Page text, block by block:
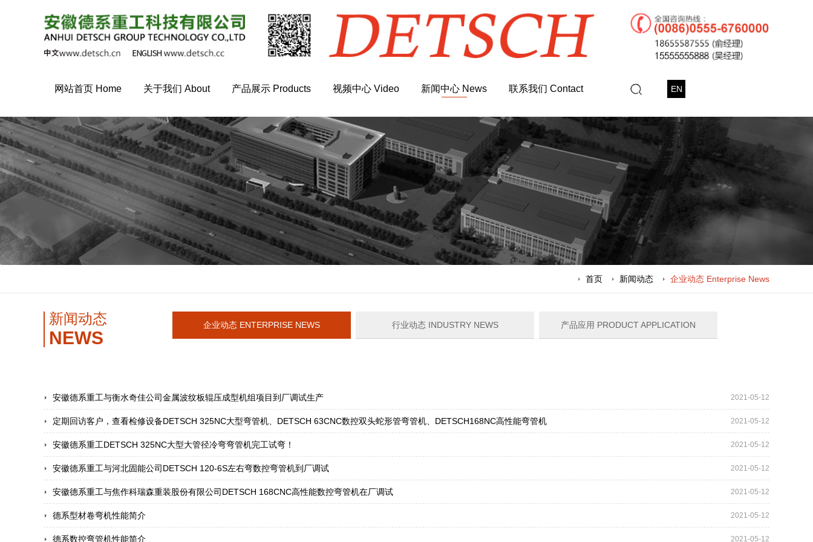
网站首页 Home 关于我们 About 产品展示 Products 视频中心 Video 新闻中心 News 联系我们 Contact EN
首页 新闻动态 企业动态 Enterprise News
新闻动态
NEWS
企业动态 ENTERPRISE NEWS 行业动态 INDUSTRY NEWS 产品应用 PRODUCT APPLICATION
2021-05-12
安徽德系重工与衡水奇佳公司金属波纹板辊压成型机组项目到厂调试生产
2021-05-12
定期回访客户，查看检修设备DETSCH 325NC大型弯管机、DETSCH 63CNC数控双头蛇形管弯管机、DETSCH168NC高性能弯管机
2021-05-12
安徽德系重工DETSCH 325NC大型大管径冷弯弯管机完工试弯！
2021-05-12
安徽德系重工与河北固能公司DETSCH 120-6S左右弯数控弯管机到厂调试
2021-05-12
安徽德系重工与焦作科瑞森重装股份有限公司DETSCH 168CNC高性能数控弯管机在厂调试
2021-05-12
德系型材卷弯机性能简介
2021-05-12
德系数控弯管机性能简介